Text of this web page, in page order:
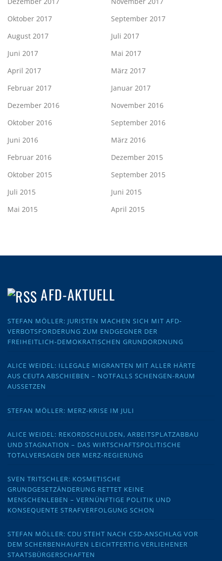
Oktober 2017
September 2017
August 2017
Juli 2017
Juni 2017
Mai 2017
April 2017
März 2017
Februar 2017
Januar 2017
Dezember 2016
November 2016
Oktober 2016
September 2016
Juni 2016
März 2016
Februar 2016
Dezember 2015
Oktober 2015
September 2015
Juli 2015
Juni 2015
Mai 2015
April 2015
AFD-AKTUELL
STEFAN MÖLLER: JURISTEN MACHEN SICH MIT AFD-
VERBOTSFORDERUNG ZUM ENDGEGNER DER
FREIHEITLICH-DEMOKRATISCHEN GRUNDORDNUNG
ALICE WEIDEL: ILLEGALE MIGRANTEN MIT ALLER HÄRTE
AUS CEUTA ABSCHIEBEN – NOTFALLS SCHENGEN-RAUM
AUSSETZEN
STEFAN MÖLLER: MERZ-KRISE IM JULI
ALICE WEIDEL: REKORDSCHULDEN, ARBEITSPLATZABBAU
UND STAGNATION – DAS WIRTSCHAFTSPOLITISCHE
TOTALVERSAGEN DER MERZ-REGIERUNG
SVEN TRITSCHLER: KOSMETISCHE
GRUNDGESETZÄNDERUNG RETTET KEINE
MENSCHENLEBEN – VERNÜNFTIGE POLITIK UND
KONSEQUENTE STRAFVERFOLGUNG SCHON
STEFAN MÖLLER: CDU STEHT NACH CSD-ANSCHLAG VOR
DEM SCHERBENHAUFEN LEICHTFERTIG VERLIEHENER
STAATSBÜRGERSCHAFTEN